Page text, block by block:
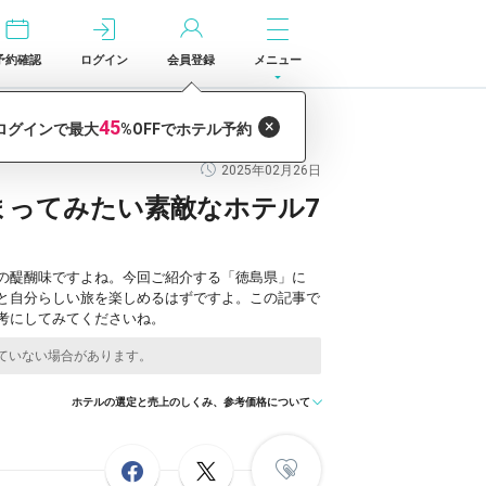
約確認 ログイン 会員登録 メニュー
2025年02月26日
てみたい素敵なホテル7
醐味ですよね。今回ご紹介する「徳島県」に
分らしい旅を楽しめるはずですよ。この記事で
してみてくださいね。
ホテルの選定と売上のしくみ、参考価格について